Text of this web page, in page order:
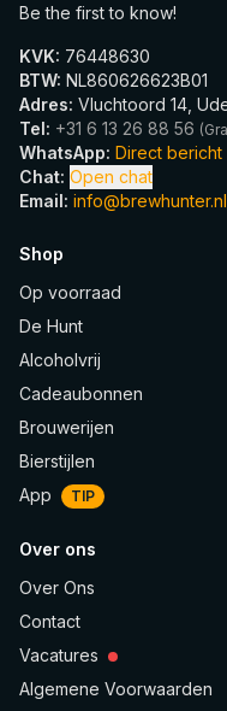
Be the first to know!
KVK: 76448630
BTW: NL860626623B01
Adres: Vluchtoord 14,
Tel: +31 6 13 26 88 56 (
WhatsApp: Direct bericht
Chat: Open chat
Email: info@brewhunter.nl
Shop
Op voorraad
De Hunt
Alcoholvrij
Cadeaubonnen
Brouwerijen
Bierstijlen
App
TIP
Over ons
Over Ons
Contact
Vacatures
Algemene Voorwaarden